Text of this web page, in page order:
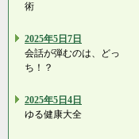
術
2025年5日7日
会話が弾むのは、どっ
ち！？
2025年5日4日
ゆる健康大全